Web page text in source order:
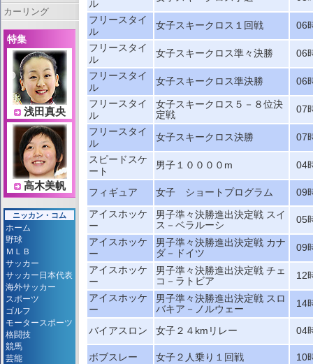
ル
フリースタイ
ル
女子スキークロス１回戦
06
フリースタイ
ル
女子スキークロス準々決勝
06
フリースタイ
ル
女子スキークロス準決勝
06
フリースタイ
ル
女子スキークロス５－８位決
定戦
07
フリースタイ
ル
女子スキークロス決勝
07
スピードスケ
ート
男子１００００m 04
フィギュア 女子 ショートプログラム
09
アイスホッケ
ー
男子準々決勝進出決定戦 スイ
ス－ベラルーシ
05
アイスホッケ
ー
男子準々決勝進出決定戦 カナ
ダ－ドイツ
09
アイスホッケ
ー
男子準々決勝進出決定戦 チェ
コ－ラトビア
12
アイスホッケ
ー
男子準々決勝進出決定戦 スロ
バキア－ノルウェー
14
バイアスロン 女子２４kmリレー 04
ボブスレー 女子２人乗り１回戦 10
カーリング
特集
浅田真央
高木美帆
ニッカン・コム
ホーム
野球
ＭＬＢ
サッカー
サッカー日本代表
海外サッカー
スポーツ
ゴルフ
モータースポーツ
格闘技
競馬
芸能